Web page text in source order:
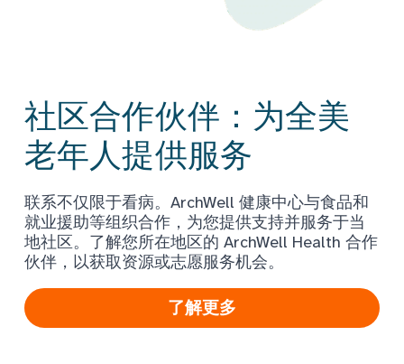
社区合作伙伴：为全美
老年人提供服务
联系不仅限于看病。ArchWell 健康中心与食品和
就业援助等组织合作，为您提供支持并服务于当
地社区。了解您所在地区的 ArchWell Health 合作
伙伴，以获取资源或志愿服务机会。
了解更多